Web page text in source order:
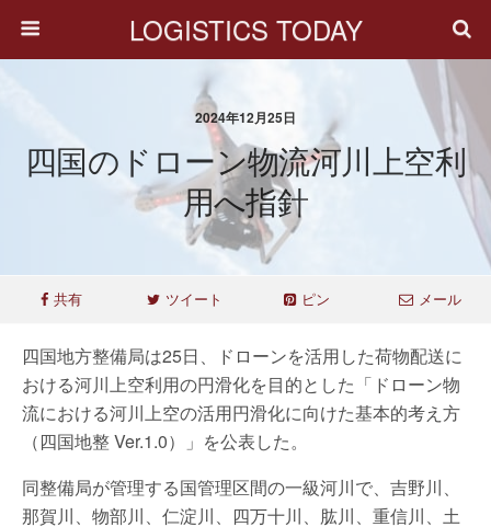
LOGISTICS TODAY
2024年12月25日
四国のドローン物流河川上空利
用へ指針
共有 ツイート ピン メール
四国地方整備局は25日、ドローンを活用した荷物配送に
おける河川上空利用の円滑化を目的とした「ドローン物
流における河川上空の活用円滑化に向けた基本的考え方
（四国地整 Ver.1.0）」を公表した。
同整備局が管理する国管理区間の一級河川で、吉野川、
那賀川、物部川、仁淀川、四万十川、肱川、重信川、土